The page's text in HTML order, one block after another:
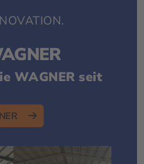
WAGNER seit